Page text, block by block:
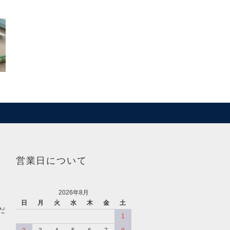
営業日について
2026年8月
日
月 火 水 木 金
土
1